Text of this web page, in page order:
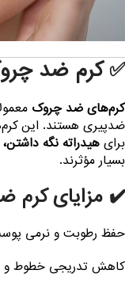
✅ کرم ضد
کرم‌های ضد چروک
ضدپیری هستند. این
برای هیدراته نگه
بسیار مؤثرند.
✔️ مزایای کرم
حفظ رطوبت و نرمی
کاهش تدریجی خطوط و